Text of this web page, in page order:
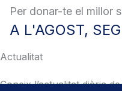
Per donar-te el millor
A L'AGOST,
Actualitat
Coneix l’actualitat diària